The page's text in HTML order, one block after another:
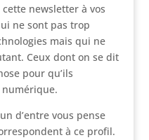
newsletter à vos
ne sont pas trop
mais qui ne
Ceux dont on se dit
pour qu’ils
d’entre vous pense
à ce profil.